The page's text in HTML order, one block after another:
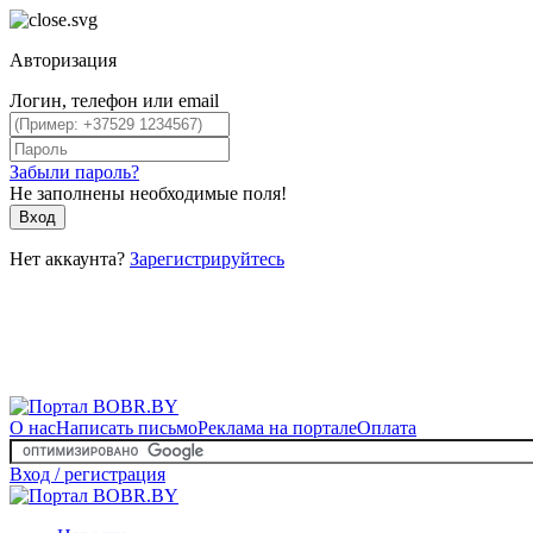
Авторизация
Логин, телефон или email
Забыли пароль?
Не заполнены необходимые поля!
Вход
Нет аккаунта? Зарегистрируйтесь
О насНаписать письмоРеклама на порталеОплата
Вход / регистрация